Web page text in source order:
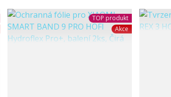
TOP produkt
Akce